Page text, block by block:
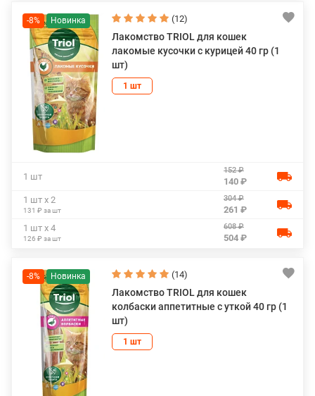
-8% (12)
Лакомство TRIOL для кошек
лакомые кусочки с курицей 40 гр (1
шт)
1 шт
1 шт
152 ₽
140 ₽
1 шт х 2
131 ₽ за шт
304 ₽
261 ₽
1 шт х 4
126 ₽ за шт
608 ₽
504 ₽
-8% (14)
Лакомство TRIOL для кошек
колбаски аппетитные с уткой 40 гр (1
шт)
1 шт